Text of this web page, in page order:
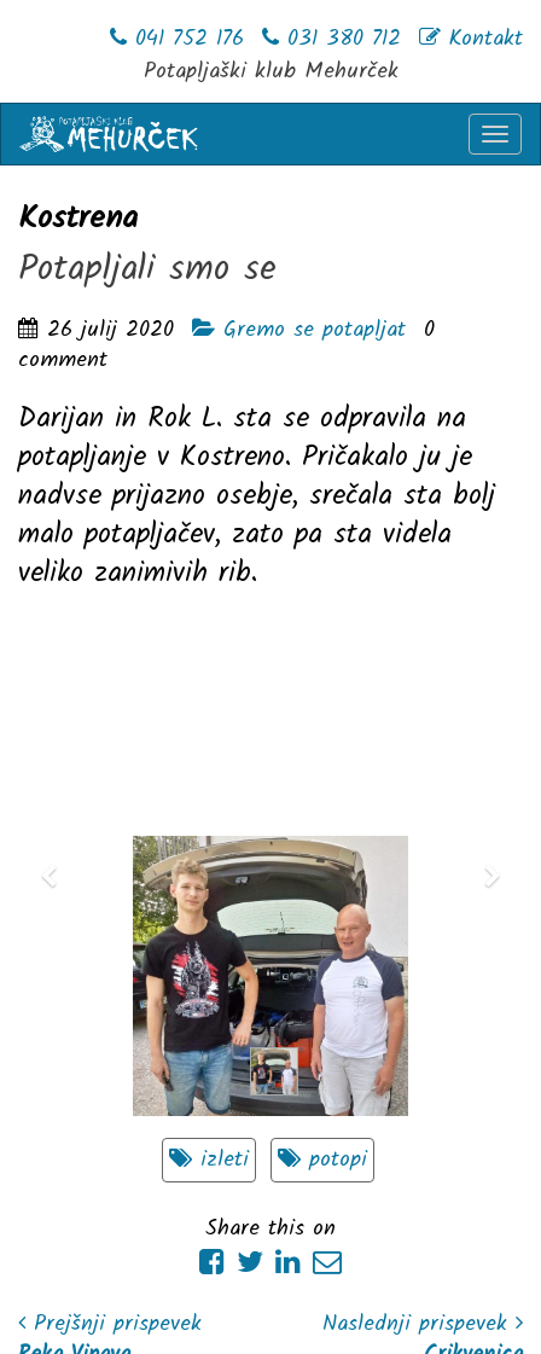
Kontakt
031 380 712
041 752 176
Potapljaški klub Mehurček
Kostrena
Potapljali smo se
26 julij 2020 Gremo se potapljat 0
comment
Darijan in Rok L. sta se odpravila na
potapljanje v Kostreno. Pričakalo ju je
nadvse prijazno osebje, srečala sta bolj
malo potapljačev, zato pa sta videla
veliko zanimivih rib.
izleti
potopi
Share this on
Prejšnji prispevek
Naslednji prispevek